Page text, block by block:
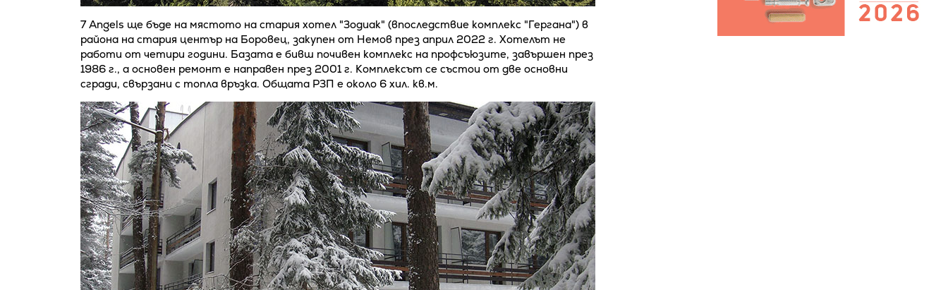
7 Angels ще бъде на мястото на стария хотел "Зодиак" (впоследствие комплекс "Гергана") в
района на стария център на Боровец, закупен от Немов през април 2022 г. Хотелът не
работи от четири години. Базата е бивш почивен комплекс на профсъюзите, завършен през
1986 г., а основен ремонт е направен през 2001 г. Комплексът се състои от две основни
сгради, свързани с топла връзка. Общата РЗП е около 6 хил. кв.м.